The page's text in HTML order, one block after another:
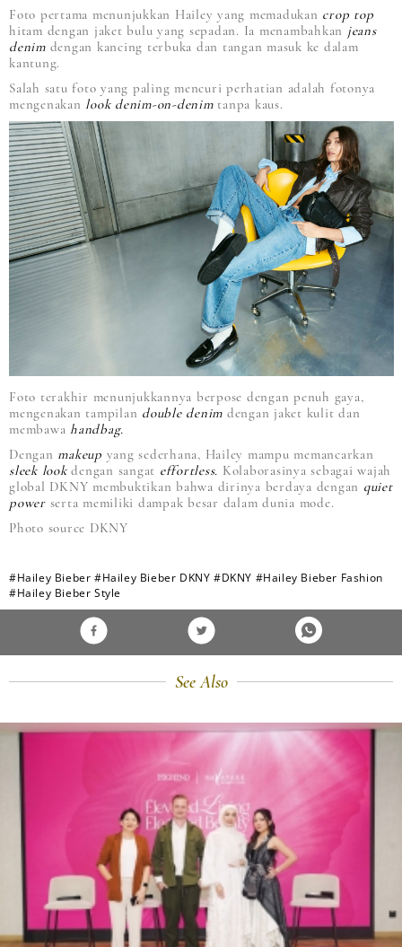
Foto pertama menunjukkan Hailey yang memadukan crop top
hitam dengan jaket bulu yang sepadan. Ia menambahkan jeans
denimdengan kancing terbuka dan tangan masuk ke dalam
kantung.
Salah satu foto yang paling mencuri perhatian adalah fotonya
mengenakan look denim-on-denimtanpa kaus.
Foto terakhir menunjukkannya berpose dengan penuh gaya,
mengenakan tampilan double denim dengan jaket kulit dan
membawa handbag.
Dengan makeup yang sederhana, Hailey mampu memancarkan
sleek lookdengan sangat effortless. Kolaborasinya sebagai wajah
global DKNY membuktikan bahwa dirinya berdaya dengan quiet
power serta memiliki dampak besar dalam dunia mode.
Photo source DKNY
#Hailey Bieber #Hailey Bieber DKNY #DKNY #Hailey Bieber Fashion
#Hailey Bieber Style
See Also